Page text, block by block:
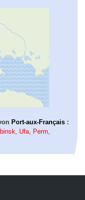
Port-aux-Français :
Ufa Perm